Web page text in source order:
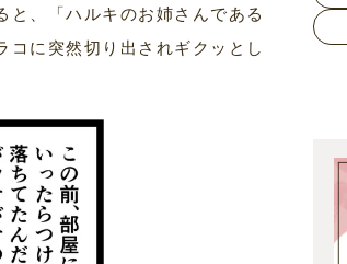
と、「ハルキのお姉さんである
に突然切り出されギクッとし